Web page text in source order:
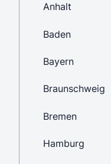
Anhalt
Baden
Bayern
Braunschweig
Bremen
Hamburg